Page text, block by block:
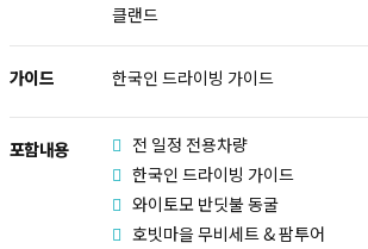
클랜드
가이드 한국인 드라이빙 가이드
포함내용
전 일정 전용차량
한국인 드라이빙 가이드
와이토모 반딧불 동굴
호빗마을 무비세트 & 팜투어